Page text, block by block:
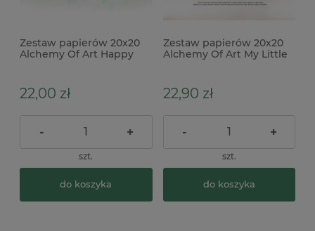
Zestaw papierów 20x20
Alchemy Of Art Happy
22,00 zł
- +
szt.
do koszyka
Zestaw papierów 20x20
Alchemy Of Art My Little
22,90 zł
- +
szt.
do koszyka